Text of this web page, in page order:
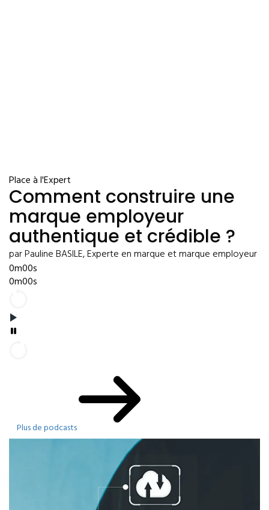
Place à l'Expert
Comment construire une
marque employeur
authentique et crédible ?
par Pauline BASILE, Experte en marque et marque employeur
0m00s
0m00s
Plus de podcasts